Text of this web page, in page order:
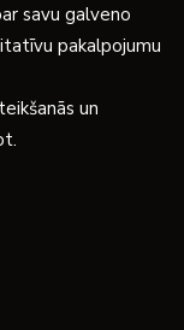
savu galveno
pakalpojumu
un